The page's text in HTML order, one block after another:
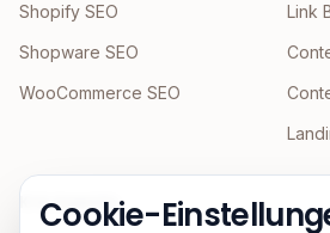
Shopify SEO
Shopware SEO
WooCommerce SEO
Link
KI & Agentic
Cookie-